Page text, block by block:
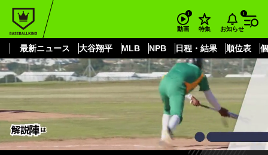
動画 特集 お知らせ
最新ニュース 大谷翔平 MLB NPB 日程・結果 順位表
もっと見る